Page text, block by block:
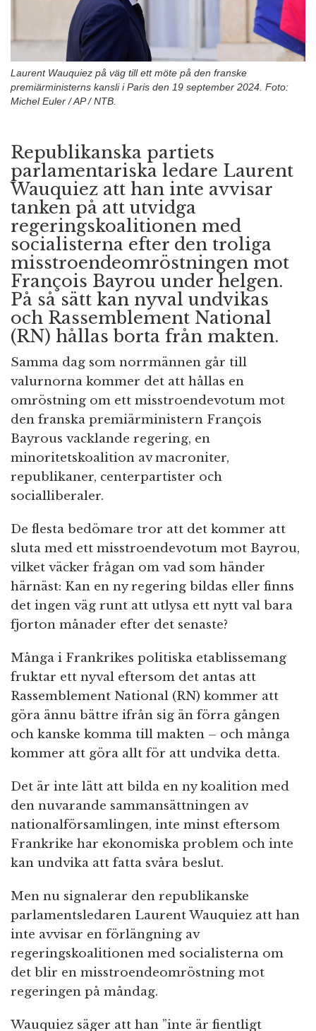
Laurent Wauquiez på väg till ett möte på den franske
premiärministerns kansli i Paris den 19 september 2024. Foto:
Michel Euler / AP / NTB.
Republikanska partiets
parlamentariska ledare Laurent
Wauquiez att han inte avvisar
tanken på att utvidga
regeringskoalitionen med
socialisterna efter den troliga
misstroendeomröstningen mot
François Bayrou under helgen.
På så sätt kan nyval undvikas
och Rassemblement National
(RN) hållas borta från makten.
Samma dag som norrmännen går till
valurnorna kommer det att hållas en
omröstning om ett misstroendevotum mot
den franska premiärministern François
Bayrous vacklande regering, en
minoritetskoalition av macroniter,
republikaner, centerpartister och
socialliberaler.
De flesta bedömare tror att det kommer att
sluta med ett misstroendevotum mot Bayrou,
vilket väcker frågan om vad som händer
härnäst: Kan en ny regering bildas eller finns
det ingen väg runt att utlysa ett nytt val bara
fjorton månader efter det senaste?
Många i Frankrikes politiska etablissemang
fruktar ett nyval eftersom det antas att
Rassemblement National (RN) kommer att
göra ännu bättre ifrån sig än förra gången
och kanske komma till makten – och många
kommer att göra allt för att undvika detta.
Det är inte lätt att bilda en ny koalition med
den nuvarande sammansättningen av
nationalförsamlingen, inte minst eftersom
Frankrike har ekonomiska problem och inte
kan undvika att fatta svåra beslut.
Men nu signalerar den republikanske
parlamentsledaren Laurent Wauquiez att han
inte avvisar en förlängning av
regeringskoalitionen med socialisterna om
det blir en misstroendeomröstning mot
regeringen på måndag.
Wauquiez säger att han ”inte är fientligt